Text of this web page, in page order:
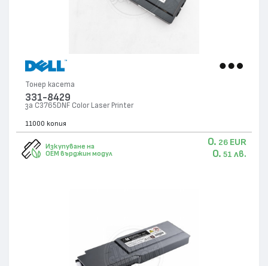
Тонер касета
331-8429
за C3765DNF Color Laser Printer
11000 копия
Изкупуване на
OEM върджин модул
0. 26 EUR
0. 51 лв.